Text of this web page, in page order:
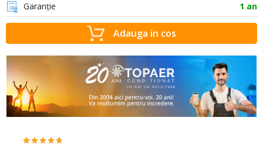
Garanție
1 an
Adauga in cos